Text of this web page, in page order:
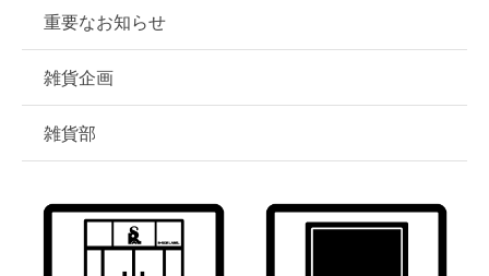
重要なお知らせ
雑貨企画
雑貨部